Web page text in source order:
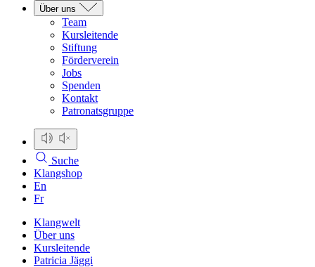
Über uns
Team
Kursleitende
Stiftung
Förderverein
Jobs
Spenden
Kontakt
Patronatsgruppe
Suche
Klangshop
En
Fr
Klangwelt
Über uns
Kursleitende
Patricia Jäggi